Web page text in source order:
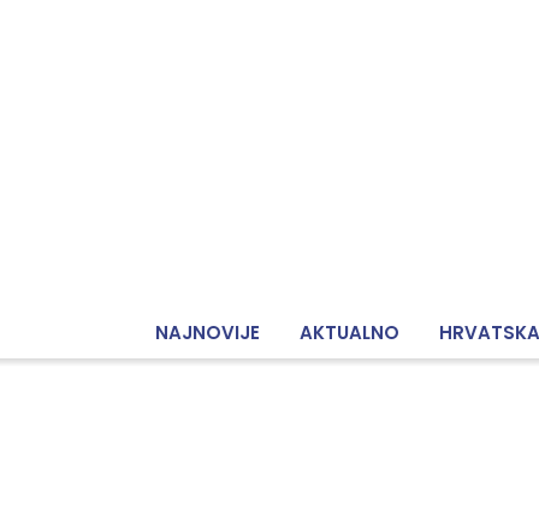
NAJNOVIJE AKTUALNO HRVATSKA